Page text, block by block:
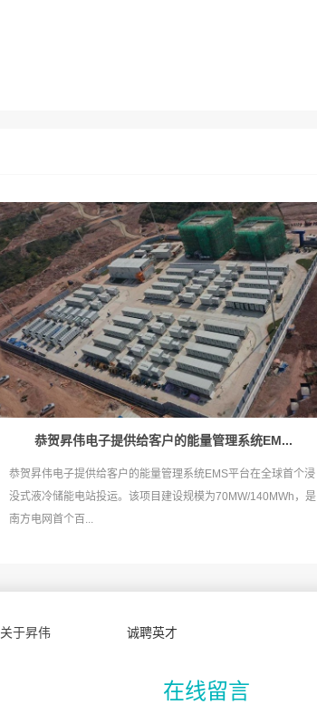
恭贺昇伟电子提供给客户的能量管理系统EM...
恭贺昇伟电子提供给客户的能量管理系统EMS平台在全球首个浸
没式液冷储能电站投运。该项目建设规模为70MW/140MWh，是
南方电网首个百...
关于昇伟 诚聘英才
在线留言